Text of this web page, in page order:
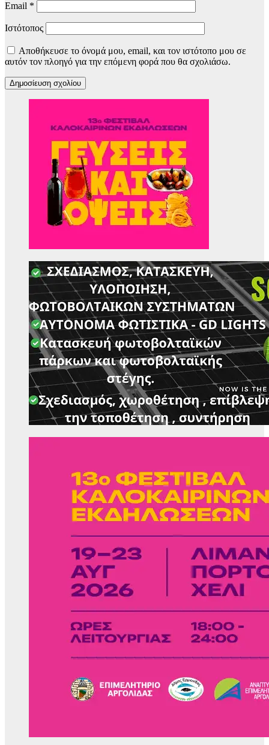
Email *
Ιστότοπος
Αποθήκευσε το όνομά μου, email, και τον ιστότοπο μου σε
αυτόν τον πλοηγό για την επόμενη φορά που θα σχολιάσω.